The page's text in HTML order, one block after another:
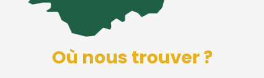
Où nous trouver ?